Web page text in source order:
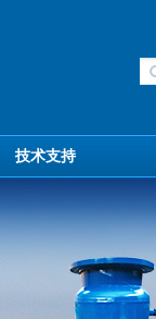
技术支持